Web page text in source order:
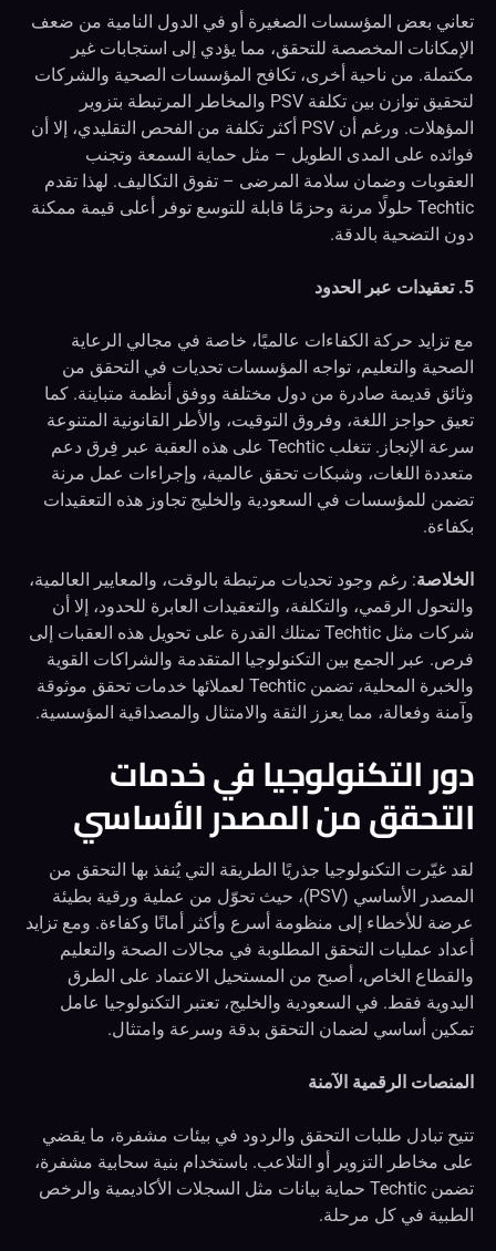
تعاني بعض المؤسسات الصغيرة أو في الدول النامية من ضعف
الإمكانات المخصصة للتحقق، مما يؤدي إلى استجابات غير
مكتملة. من ناحية أخرى، تكافح المؤسسات الصحية والشركات
لتحقيق توازن بين تكلفة PSV والمخاطر المرتبطة بتزوير
المؤهلات. ورغم أن PSV أكثر تكلفة من الفحص التقليدي، إلا أن
فوائده على المدى الطويل – مثل حماية السمعة وتجنب
العقوبات وضمان سلامة المرضى – تفوق التكاليف. لهذا تقدم
Techtic حلولًا مرنة وحزمًا قابلة للتوسع توفر أعلى قيمة ممكنة
دون التضحية بالدقة.
5. تعقيدات عبر الحدود
مع تزايد حركة الكفاءات عالميًا، خاصة في مجالي الرعاية
الصحية والتعليم، تواجه المؤسسات تحديات في التحقق من
وثائق قديمة صادرة من دول مختلفة ووفق أنظمة متباينة. كما
تعيق حواجز اللغة، وفروق التوقيت، والأطر القانونية المتنوعة
سرعة الإنجاز. تتغلب Techtic على هذه العقبة عبر فِرق دعم
متعددة اللغات، وشبكات تحقق عالمية، وإجراءات عمل مرنة
تضمن للمؤسسات في السعودية والخليج تجاوز هذه التعقيدات
بكفاءة.
الخلاصة: رغم وجود تحديات مرتبطة بالوقت، والمعايير العالمية،
والتحول الرقمي، والتكلفة، والتعقيدات العابرة للحدود، إلا أن
شركات مثل Techtic تمتلك القدرة على تحويل هذه العقبات إلى
فرص. عبر الجمع بين التكنولوجيا المتقدمة والشراكات القوية
والخبرة المحلية، تضمن Techtic لعملائها خدمات تحقق موثوقة
وآمنة وفعالة، مما يعزز الثقة والامتثال والمصداقية المؤسسية.
دور التكنولوجيا في خدمات
التحقق من المصدر الأساسي
لقد غيّرت التكنولوجيا جذريًا الطريقة التي يُنفذ بها التحقق من
المصدر الأساسي (PSV)، حيث تحوّل من عملية ورقية بطيئة
عرضة للأخطاء إلى منظومة أسرع وأكثر أمانًا وكفاءة. ومع تزايد
أعداد عمليات التحقق المطلوبة في مجالات الصحة والتعليم
والقطاع الخاص، أصبح من المستحيل الاعتماد على الطرق
اليدوية فقط. في السعودية والخليج، تعتبر التكنولوجيا عامل
تمكين أساسي لضمان التحقق بدقة وسرعة وامتثال.
المنصات الرقمية الآمنة
تتيح تبادل طلبات التحقق والردود في بيئات مشفرة، ما يقضي
على مخاطر التزوير أو التلاعب. باستخدام بنية سحابية مشفرة،
تضمن Techtic حماية بيانات مثل السجلات الأكاديمية والرخص
الطبية في كل مرحلة.